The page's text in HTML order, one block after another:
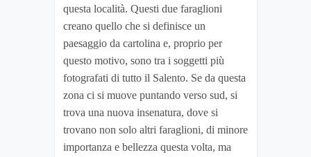
questa località. Questi due faraglioni
creano quello che si definisce un
paesaggio da cartolina e, proprio per
questo motivo, sono tra i soggetti più
fotografati di tutto il Salento. Se da questa
zona ci si muove puntando verso sud, si
trova una nuova insenatura, dove si
trovano non solo altri faraglioni, di minore
importanza e bellezza questa volta, ma